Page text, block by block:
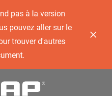
pas à la version
pouvez aller sur le
trouver d'autres